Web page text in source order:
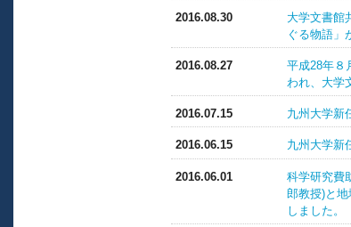
2016.08.30
大学文書館
ぐる物語」
2016.08.27
平成28年８
われ、大学
2016.07.15 九州大学新
2016.06.15 九州大学新
2016.06.01
科学研究費
郎教授)と
しました。